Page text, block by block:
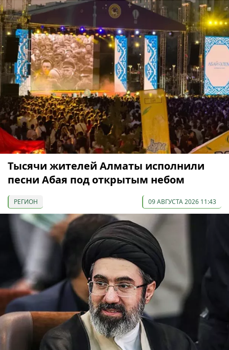
Тысячи жителей Алматы исполнили
песни Абая под открытым небом
РЕГИОН 09 АВГУСТА 2026 11:43